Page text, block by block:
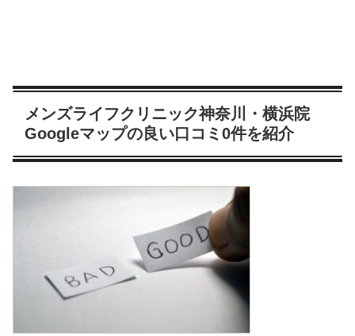
メンズライフクリニック神奈川・横浜院
Googleマップの良い口コミ0件を紹介